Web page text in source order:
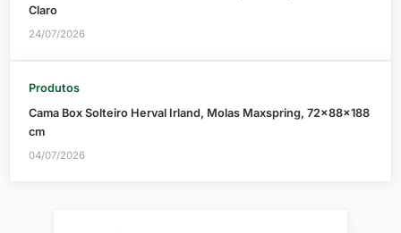
Claro
24/07/2026
Produtos
Cama Box Solteiro Herval Irland, Molas Maxspring, 72x88x188
cm
04/07/2026